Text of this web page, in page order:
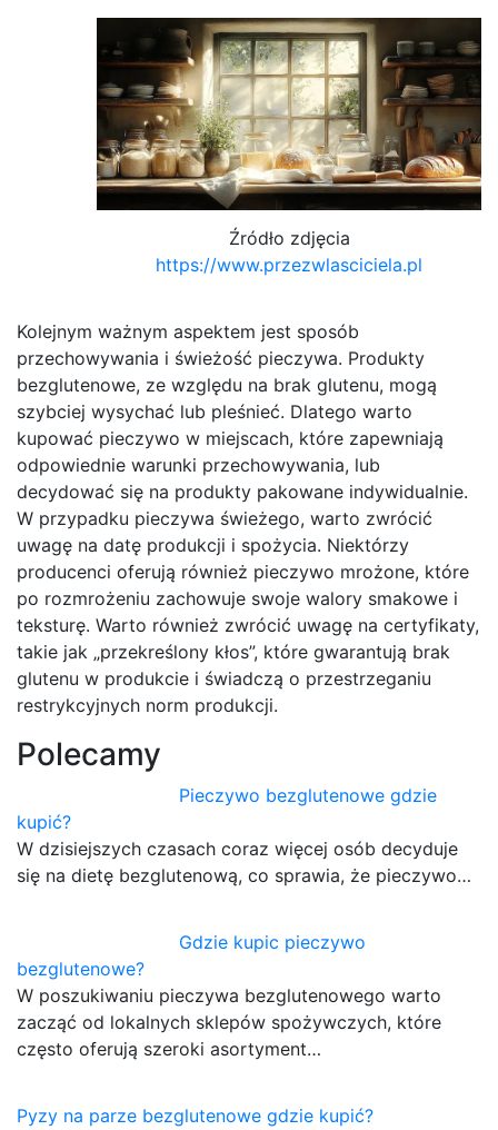
Źródło zdjęcia
https://www.przezwlasciciela.pl
Kolejnym ważnym aspektem jest sposób
przechowywania i świeżość pieczywa. Produkty
bezglutenowe, ze względu na brak glutenu, mogą
szybciej wysychać lub pleśnieć. Dlatego warto
kupować pieczywo w miejscach, które zapewniają
odpowiednie warunki przechowywania, lub
decydować się na produkty pakowane indywidualnie.
W przypadku pieczywa świeżego, warto zwrócić
uwagę na datę produkcji i spożycia. Niektórzy
producenci oferują również pieczywo mrożone, które
po rozmrożeniu zachowuje swoje walory smakowe i
teksturę. Warto również zwrócić uwagę na certyfikaty,
takie jak „przekreślony kłos”, które gwarantują brak
glutenu w produkcie i świadczą o przestrzeganiu
restrykcyjnych norm produkcji.
Polecamy
Pieczywo bezglutenowe gdzie
kupić?
W dzisiejszych czasach coraz więcej osób decyduje
się na dietę bezglutenową, co sprawia, że pieczywo…
Gdzie kupic pieczywo
bezglutenowe?
W poszukiwaniu pieczywa bezglutenowego warto
zacząć od lokalnych sklepów spożywczych, które
często oferują szeroki asortyment…
Pyzy na parze bezglutenowe gdzie kupić?